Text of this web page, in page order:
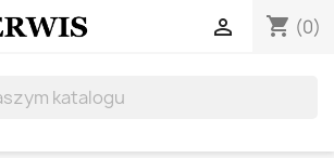
shopping_cart (0)
